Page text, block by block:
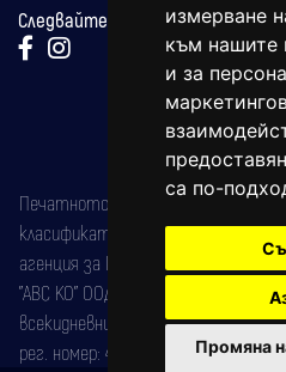
измерване
към нашите
и за
са по-
Промяна
Следвайте ни:
Печатното издание на вестника е
класификатор на печатните
агенция за ISSN) под номер: ISSN
"АВС КО" ООД е притежател на
всекидневник на югозападна
рег. номер: 47857/11.05.2004 година.